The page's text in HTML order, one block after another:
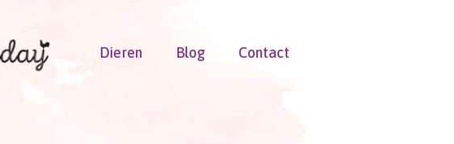
Dieren Blog Contact